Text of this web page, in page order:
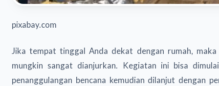
pixabay.com
Jika tempat tinggal Anda dekat dengan rumah, maka
mungkin sangat dianjurkan. Kegiatan ini bisa
penanggulangan bencana kemudian dilanjut dengan